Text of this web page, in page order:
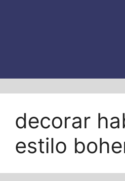
decorar
estilo